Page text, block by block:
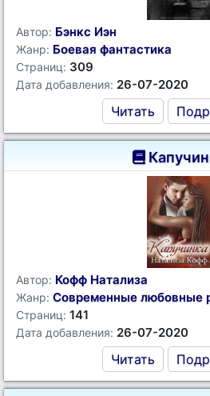
Автор: Бэнкс Иэн
Жанр: Боевая фантастика
Страниц: 309
Дата добавления: 26-07-2020
Читать
Автор: Кофф Натализа
Жанр: Современные любовные
Страниц: 141
Дата добавления: 26-07-2020
Читать